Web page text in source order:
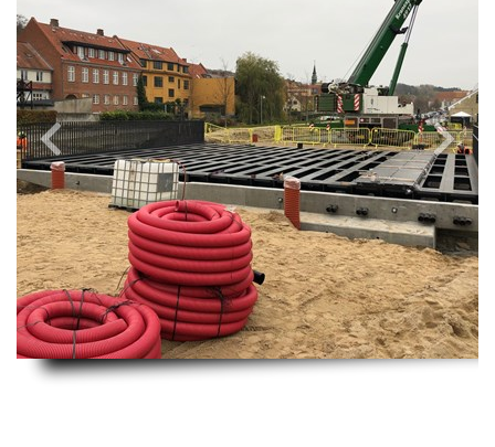
Previous Next